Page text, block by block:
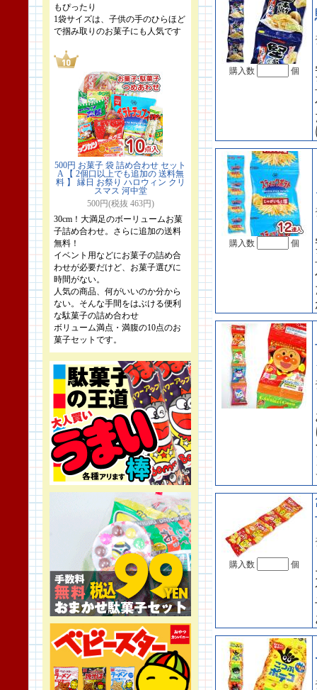
もぴったり
1袋サイズは、子供の手のひらほど
で掴み取りのお菓子にも人気です
500円 お菓子 袋 詰め合わせ セット
A 【 2個口以上でも追加の 送料無
料 】 縁日 お祭り ハロウィン クリ
スマス 河中堂
500円(税抜 463円)
30cm！大満足のボーリュームお菓
子詰め合わせ。さらに追加の送料
無料！
イベント用などにお菓子の詰め合
わせが必要だけど、お菓子選びに
時間がない。
人気の商品、何がいいのか分から
ない。そんな手間をはぶける便利
な駄菓子の詰め合わせ
ボリューム満点・満腹の10点のお
菓子セットです。
購入数 個
購入数 個
購入数 個